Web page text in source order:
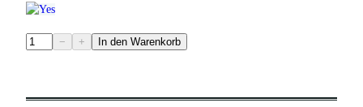
H
d
− + In den Warenkorb